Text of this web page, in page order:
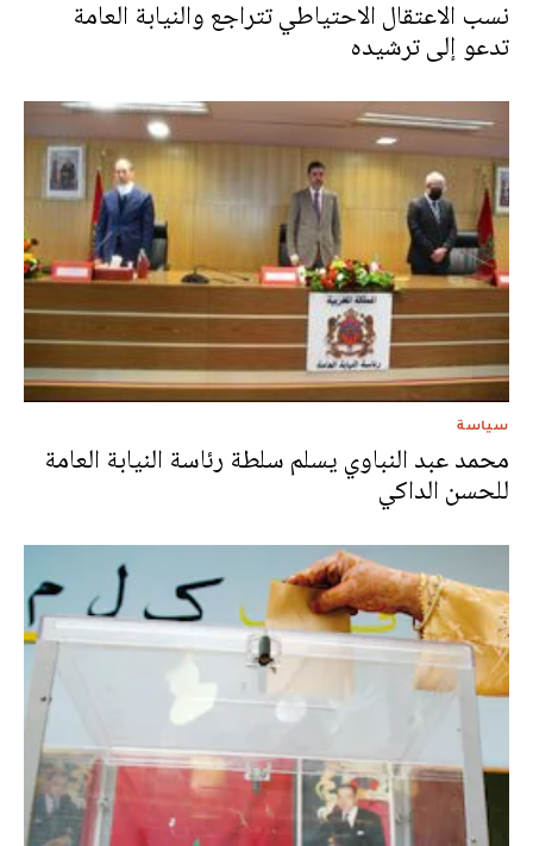
نسب الاعتقال الاحتياطي تتراجع والنيابة العامة
تدعو إلى ترشيده
سياسة
محمد عبد النباوي يسلم سلطة رئاسة النيابة العامة
للحسن الداكي